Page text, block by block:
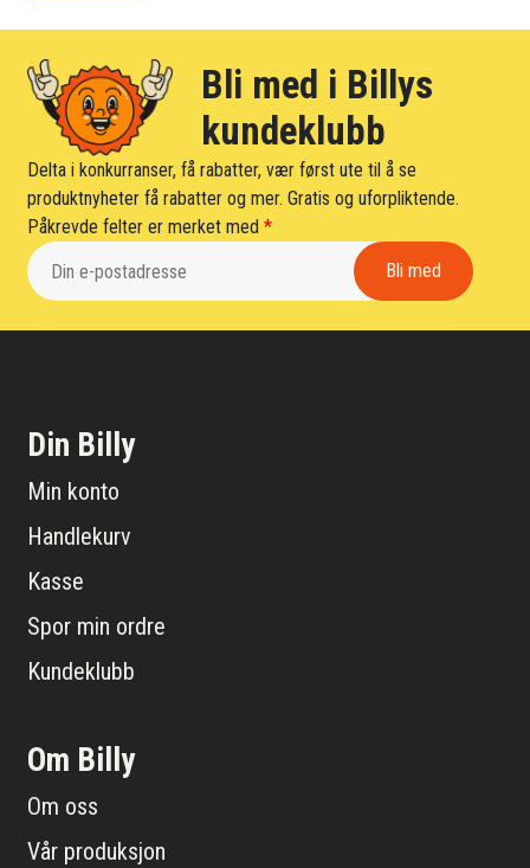
Bli med i Billys
kundeklubb
Delta i konkurranser, få rabatter, vær først ute til å se
produktnyheter få rabatter og mer. Gratis og uforpliktende.
Påkrevde felter er merket med*
Din Billy
Min konto
Handlekurv
Kasse
Spor min ordre
Kundeklubb
Om Billy
Om oss
Vår produksjon